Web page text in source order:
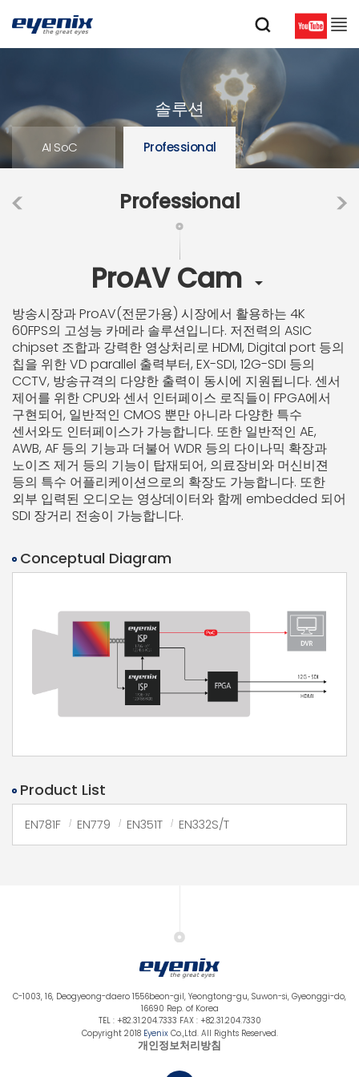
솔루션
AI SoC Professional
Professional
ProAV Cam 
방송시장과 ProAV(전문가용) 시장에서 활용하는 4K
60FPS의 고성능 카메라 솔루션입니다. 저전력의 ASIC
chipset 조합과 강력한 영상처리로 HDMI, Digital port 등의
칩을 위한 VD parallel 출력부터, EX-SDI, 12G-SDI 등의
CCTV, 방송규격의 다양한 출력이 동시에 지원됩니다. 센서
제어를 위한 CPU와 센서 인터페이스 로직들이 FPGA에서
구현되어, 일반적인 CMOS 뿐만 아니라 다양한 특수
센서와도 인터페이스가 가능합니다. 또한 일반적인 AE,
AWB, AF 등의 기능과 더불어 WDR 등의 다이나믹 확장과
노이즈 제거 등의 기능이 탑재되어, 의료장비와 머신비젼
등의 특수 어플리케이션으로의 확장도 가능합니다. 또한
외부 입력된 오디오는 영상데이터와 함께 embedded 되어
SDI 장거리 전송이 가능합니다.
Conceptual Diagram
Product List
EN781F EN779 EN351T EN332S/T
C-1003, 16, Deogyeong-daero 1556beon-gil, Yeongtong-gu, Suwon-si, Gyeonggi-do,
16690 Rep. of Korea
TEL : +82.31.204.7333 FAX : +82.31.204.7330
Copyright 2018 EyenixCo.,Ltd. All Rights Reserved.
개인정보처리방침